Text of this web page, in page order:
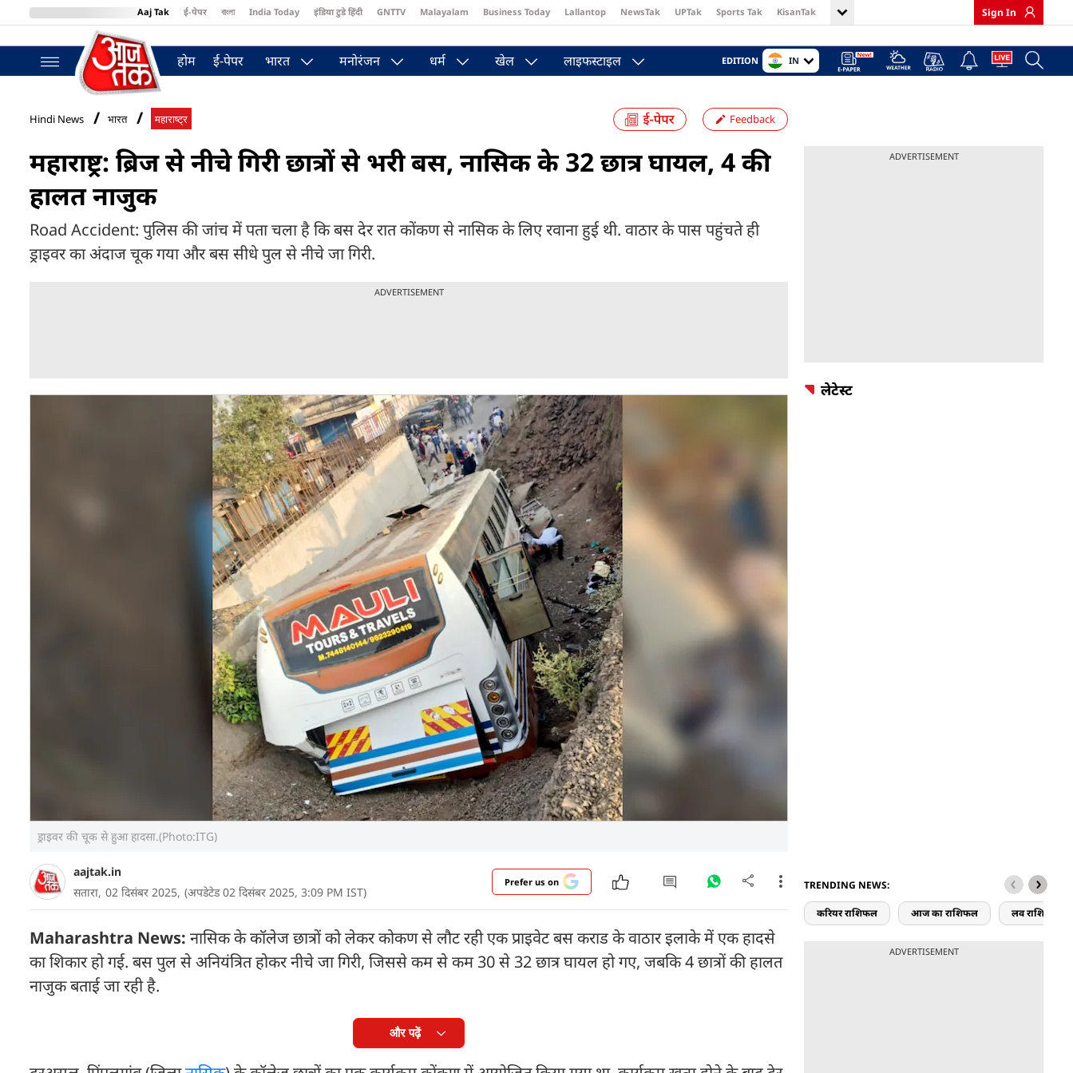
Aaj Tak ई-पेपर বাংলা India Today इंडिया टुडे हिंदी GNTTV Malayalam Business Today Lallantop NewsTak UPTak Sports Tak KisanTak
BT Bazaar
Sign In
होम ई-पेपर भारत मनोरंजन धर्म खेल लाइफस्टाइल EDITION IN
Hindi News भारत महाराष्ट्र Feedback
महाराष्ट्र: ब्रिज से नीचे गिरी छात्रों से भरी बस, नासिक के 32 छात्र घायल, 4 की
हालत नाजुक
Road Accident: पुलिस की जांच में पता चला है कि बस देर रात कोंकण से नासिक के लिए रवाना हुई थी. वाठार के पास पहुंचते ही
ड्राइवर का अंदाज चूक गया और बस सीधे पुल से नीचे जा गिरी.
ADVERTISEMENT
ड्राइवर की चूक से हुआ हादसा.(Photo:ITG)
aajtak.in
सतारा, 02 दिसंबर 2025, (अपडेटेड 02 दिसंबर 2025, 3:09 PM IST)
Prefer us on
Maharashtra News: नासिक के कॉलेज छात्रों को लेकर कोकण से लौट रही एक प्राइवेट बस कराड के वाठार इलाके में एक हादसे
का शिकार हो गई. बस पुल से अनियंत्रित होकर नीचे जा गिरी, जिससे कम से कम 30 से 32 छात्र घायल हो गए, जबकि 4 छात्रों की हालत
नाजुक बताई जा रही है.
और पढ़ें
ADVERTISEMENT
लेटेस्ट
TRENDING NEWS:
करियर राशिफल आज का राशिफल लव राशिफल
ADVERTISEMENT